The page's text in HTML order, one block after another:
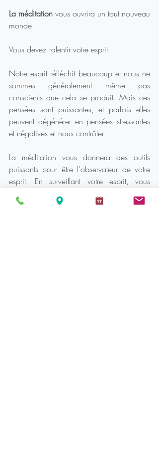
La méditation vous ouvrira un tout nouveau
monde.
Vous devez ralentir votre esprit.
Notre esprit réfléchit beaucoup et nous ne
sommes généralement même pas
conscients que cela se produit. Mais ces
pensées sont puissantes, et parfois elles
peuvent dégénérer en pensées stressantes
et négatives et nous contrôler.
La méditation vous donnera des outils
puissants pour être l'observateur de votre
esprit. En surveillant votre esprit, vous